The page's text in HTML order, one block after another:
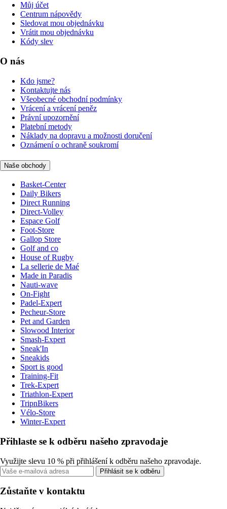
Můj účet
Centrum nápovědy
Sledovat mou objednávku
Vrátit mou objednávku
Kódy slev
O nás
Kdo jsme?
Kontaktujte nás
Všeobecné obchodní podmínky
Vrácení a vrácení peněz
Právní upozornění
Platební metody
Náklady na dopravu a možnosti doručení
Oznámení o ochraně soukromí
Naše obchody
Basket-Center
Daily Bikers
Direct Running
Direct-Volley
Espace Golf
Foot-Store
Gallop Store
Golf and co
House of Rugby
La sellerie de Maé
Made in Paradis
Nauti-wave
On-Fight
Padel-Expert
Pecheur-Store
Pet and Garden
Slowood Interior
Smash-Expert
Sneak'In
Sneakids
Sport is good
Training-Fit
Trek-Expert
Triathlon-Expert
TripnBikers
Vélo-Store
Winter-Expert
Přihlaste se k odběru našeho zpravodaje
Využijte slevu 10 % při přihlášení k odběru našeho zpravodaje.
Přihlásit se k odběru
Zůstaňte v kontaktu